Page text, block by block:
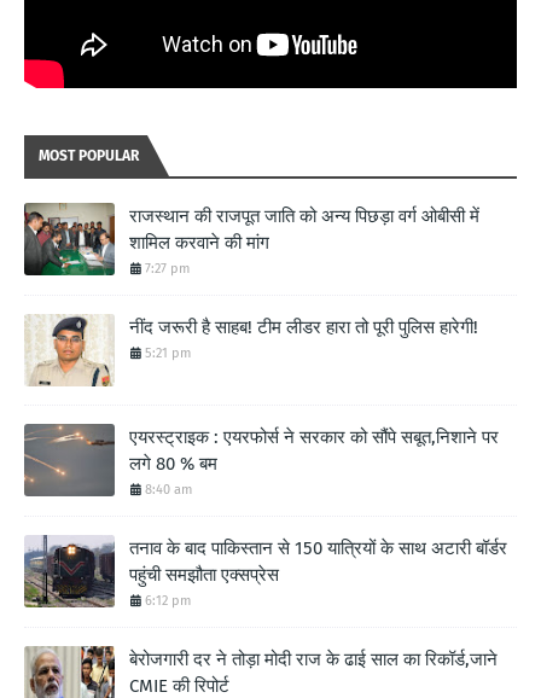
MOST POPULAR
राजस्थान की राजपूत जाति को अन्य पिछड़ा वर्ग ओबीसी में
शामिल करवाने की मांग
7:27 pm
नींद जरूरी है साहब! टीम लीडर हारा तो पूरी पुलिस हारेगी!
5:21 pm
एयरस्ट्राइक : एयरफोर्स ने सरकार को सौंपे सबूत,निशाने पर
लगे 80 % बम
8:40 am
तनाव के बाद पाकिस्तान से 150 यात्रियों के साथ अटारी बॉर्डर
पहुंची समझौता एक्सप्रेस
6:12 pm
बेरोजगारी दर ने तोड़ा मोदी राज के ढाई साल का रिकॉर्ड,जाने
CMIE की रिपोर्ट